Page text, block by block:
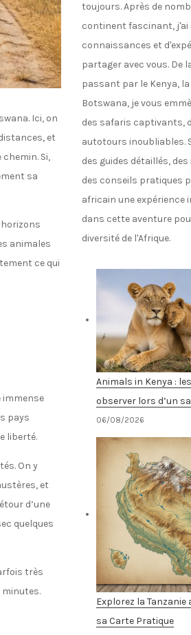
Ici, on
et
Si,
sa
horizons
animales
ce qui
immense
pays
liberté.
On y
et
d’une
quelques
très
minutes.
toujours. Après de
continent fascinant, j'ai
connaissances et
partager avec vous. De
passant par le Kenya,
Botswana, je vous
des safaris captivants,
autotours inoubliables.
des guides détaillés,
des conseils pratiques
africain une expérience
dans cette aventure
diversité de l'Afrique.
Animals in Kenya :
observer lors d’un
06/08/2026
Explorez la Tanzanie
sa Carte Pratique